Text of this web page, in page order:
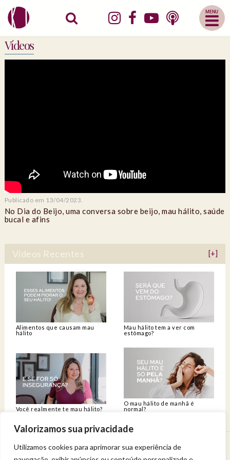
Valorizamos sua privacidade
Utilizamos cookies para aprimorar sua experiência de
Abrir
Menu
Mobile
Vídeos
Publicado em 13/04/2023.
No Dia do Beijo, uma conversa sobre beijo, mau hálito, saúde
bucal e afins
Vídeos Recentes [+]
Alimentos que causam mau
hálito
Mau hálito tem a ver com
estômago?
Você realmente te mau hálito?
O mau hálito de manhã é
normal?
Venha viver uma experiência de bem-estar.